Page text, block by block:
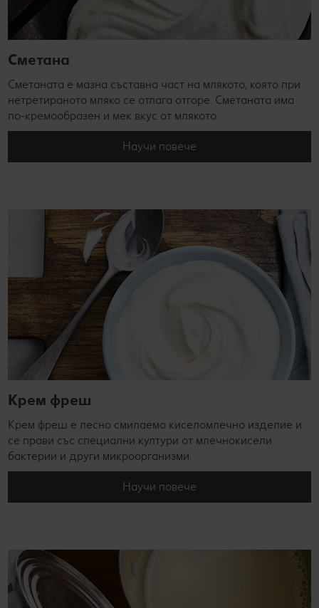
Сметана
Сметаната е мазна съставна част на млякото, която при
нетретираното мляко се отлага отгоре. Сметаната има
по-кремообразен и мек вкус от млякото.
Научи повече
Крем фреш
Крем фреш е лесно смилаемо киселомлечно изделие и
се прави със специални култури от млечнокисели
бактерии и други микроорганизми.
Научи повече